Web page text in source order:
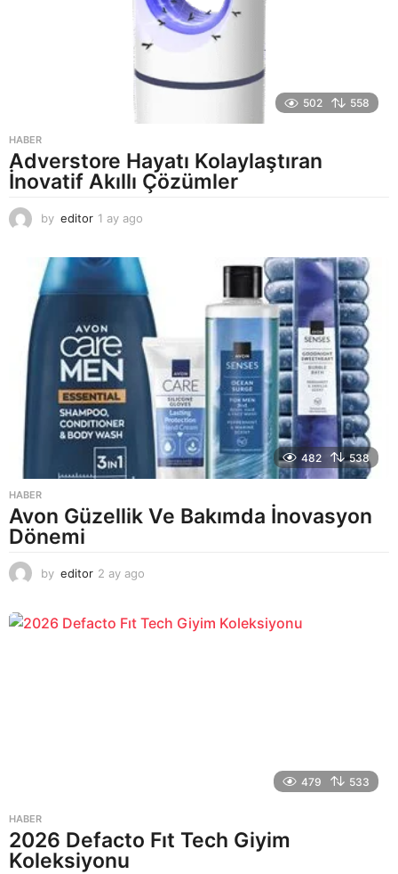
502 558
HABER
Adverstore Hayatı Kolaylaştıran
İnovatif Akıllı Çözümler
by editor 1 ay ago
a
g
o
482 538
HABER
Avon Güzellik Ve Bakımda İnovasyon
Dönemi
by editor 2 ay ago
a
479 533
HABER
2026 Defacto Fıt Tech Giyim
Koleksiyonu